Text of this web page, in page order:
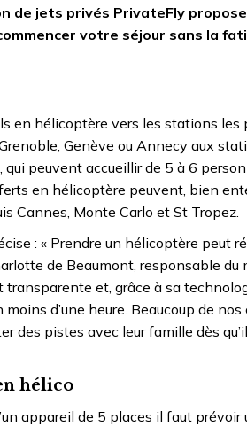
de jets privés PrivateFly
votre séjour sans la
en hélicoptère vers les stations les
Genève ou Annecy aux
qui peuvent accueillir de 5 à 6
en hélicoptère peuvent, bien
Cannes, Monte Carlo et St Tropez.
: « Prendre un hélicoptère peut
de Beaumont, responsable du
et, grâce à sa
d’une heure. Beaucoup de
des pistes avec leur famille dès
hélico
appareil de 5 places il faut prévoir